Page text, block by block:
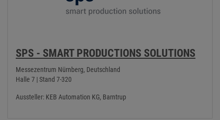
SPS - SMART PRODUCTIONS SOLUTIONS
Messezentrum Nürnberg, Deutschland
Halle 7 | Stand 7-320
Aussteller: KEB Automation KG, Barntrup